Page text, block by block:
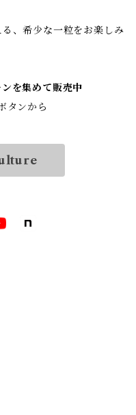
、希少な一粒をお楽しみ
を集めて販売中
タンから